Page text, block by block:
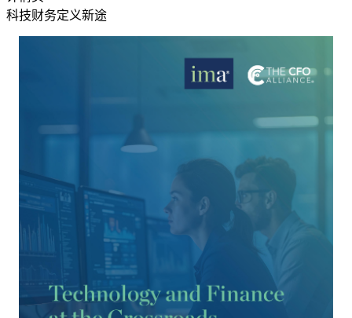
科技财务定义新途